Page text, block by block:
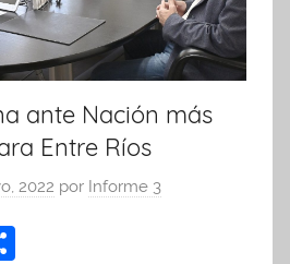
ante Nación más
Entre Ríos
2022 por Informe 3